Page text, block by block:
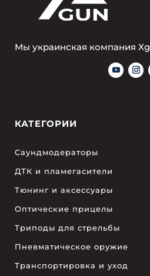
Мы украинская компания
КАТЕГОРИИ
Саундмодераторы
ДТК и пламегасители
Тюнинг и аксессуары
Оптические прицелы
Триподы для стрельбы
Пневматическое оружие
Транспортировка и уход